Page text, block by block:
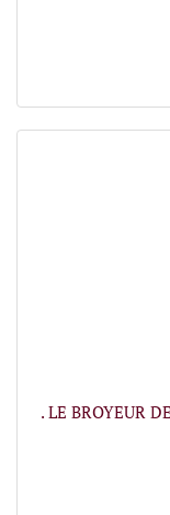
. LE BROYEUR